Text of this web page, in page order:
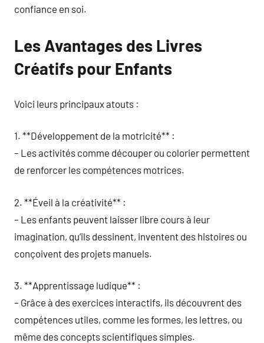
confiance en soi.
Les Avantages des Livres
Créatifs pour Enfants
Voici leurs principaux atouts :
1. **Développement de la motricité** :
– Les activités comme découper ou colorier permettent
de renforcer les compétences motrices.
2. **Éveil à la créativité** :
– Les enfants peuvent laisser libre cours à leur
imagination, qu’ils dessinent, inventent des histoires ou
conçoivent des projets manuels.
3. **Apprentissage ludique** :
– Grâce à des exercices interactifs, ils découvrent des
compétences utiles, comme les formes, les lettres, ou
même des concepts scientifiques simples.